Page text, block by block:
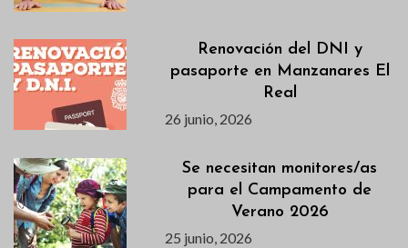
Renovación del DNI y
pasaporte en Manzanares El
Real
26 junio, 2026
Se necesitan monitores/as
para el Campamento de
Verano 2026
25 junio, 2026